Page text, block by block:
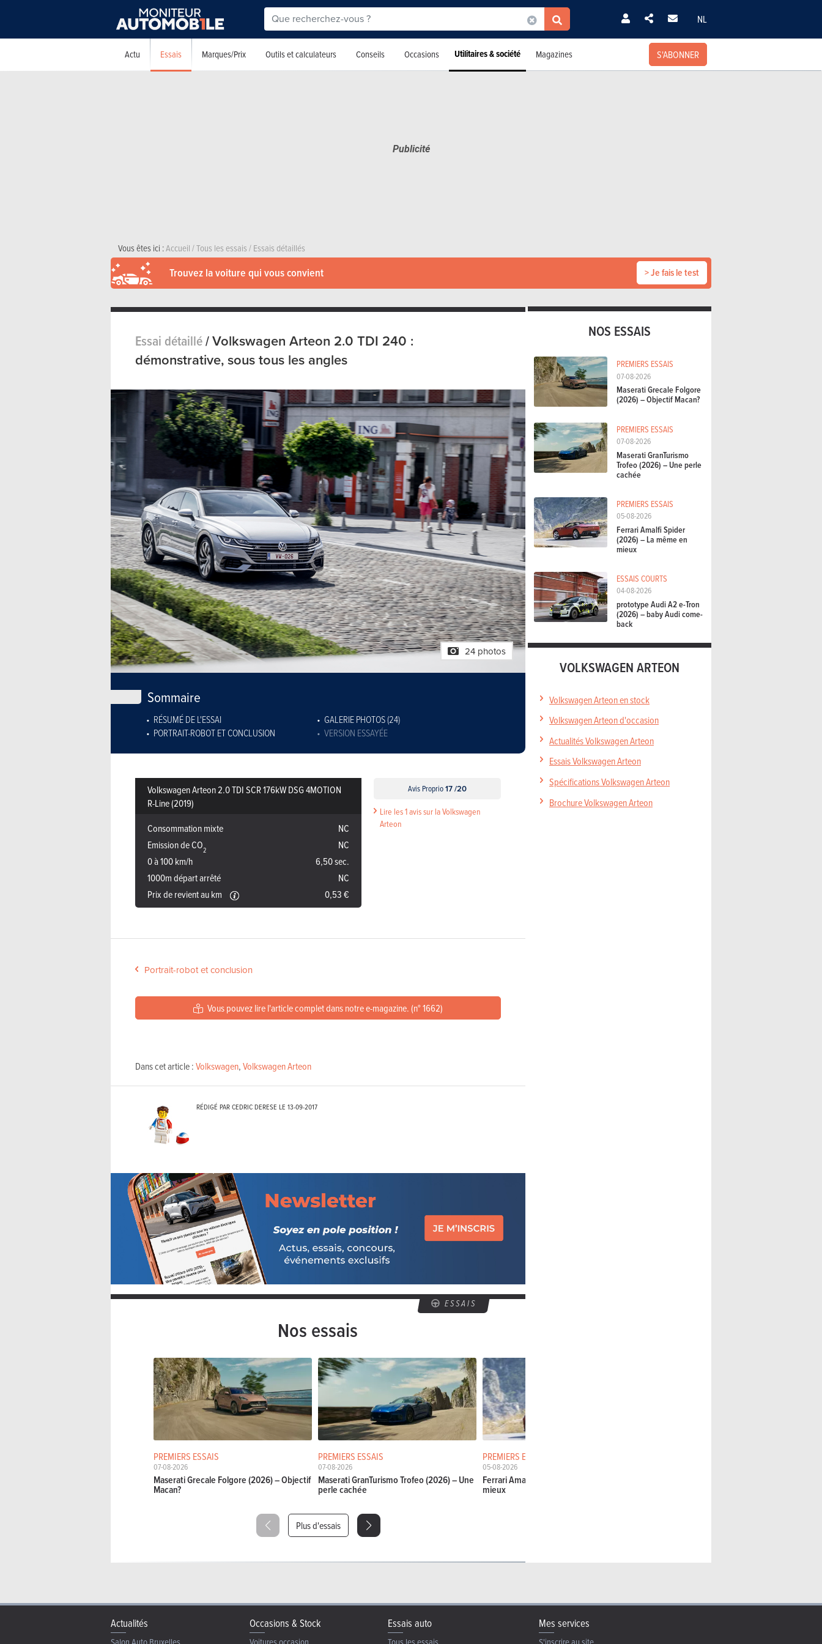
NL
Actu Essais Marques/Prix Outils et calculateurs Conseils Occasions Utilitaires & société Magazines S'ABONNER
Vous êtes ici :Accueil/Tous les essais/Essais détaillés
Trouvez la voiture qui vous convient > Je fais le test
Essai détaillé/Volkswagen Arteon 2.0 TDI 240 :
démonstrative, sous tous les angles
24 photos
Sommaire
RÉSUMÉ DE L'ESSAI
GALERIE PHOTOS (24)
PORTRAIT-ROBOT ET CONCLUSION
VERSION ESSAYÉE
Volkswagen Arteon 2.0 TDI SCR 176kW DSG 4MOTION
R-Line (2019)
Consommation mixte
NC
Emission de CO2
NC
0 à 100 km/h
6,50 sec.
1000m départ arrêté
NC
Prix de revient au km
0,53 €
Avis Proprio17 /20
Lire les 1 avis sur la Volkswagen
Arteon
Portrait-robot et conclusion
Vous pouvez lire l'article complet dans notre e-magazine. (n° 1662)
Dans cet article :Volkswagen,Volkswagen Arteon
RÉDIGÉ PAR CEDRIC DERESE LE 13-09-2017
ESSAIS
Nos essais
PREMIERS ESSAIS
07-08-2026
Maserati Grecale Folgore (2026) – Objectif
Macan?
PREMIERS ESSAIS
07-08-2026
Maserati GranTurismo Trofeo (2026) – Une
perle cachée
PREMIERS ESSAIS
05-08-2026
Ferrari Amalfi Spider (2026) – La même en
mieux
Plus d'essais
NOS ESSAIS
PREMIERS ESSAIS
07-08-2026
Maserati Grecale Folgore
(2026) – Objectif Macan?
PREMIERS ESSAIS
07-08-2026
Maserati GranTurismo
Trofeo (2026) – Une perle
cachée
PREMIERS ESSAIS
05-08-2026
Ferrari Amalfi Spider
(2026) – La même en
mieux
ESSAIS COURTS
04-08-2026
prototype Audi A2 e-Tron
(2026) – baby Audi come-
back
VOLKSWAGEN ARTEON
Volkswagen Arteon en stock
Volkswagen Arteon d'occasion
Actualités Volkswagen Arteon
Essais Volkswagen Arteon
Spécifications Volkswagen Arteon
Brochure Volkswagen Arteon
Actualités Occasions & Stock Essais auto Mes services